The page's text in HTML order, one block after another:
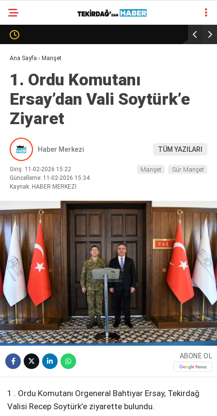
WhatsApp İhbar
Facebook
Instagram
27.6
TEKIRDAĞ
SÜR MANŞET
ALT MANŞET
Ana Sayfa › Manşet
1. Ordu Komutanı
Ersay’dan Vali Soytürk’e
Ziyaret
Haber Merkezi TÜM YAZILARI
Giriş: 11-02-2026 15:22
Güncelleme: 11-02-2026 15:34
Kaynak: HABER MERKEZI
Manşet Sür Manşet
ABONE OL
1 . Ordu Komutanı Orgeneral Bahtiyar Ersay, Tekirdağ
Valisi Recep Soytürk’e ziyarette bulundu.